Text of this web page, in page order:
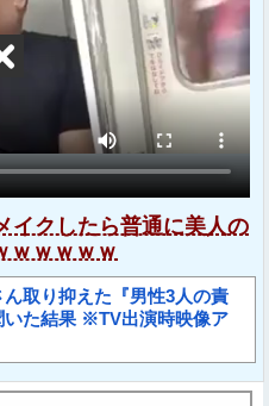
イクしたら普通に美人の
ｗｗｗｗｗ
取り抑えた『男性3人の責
いた結果 ※TV出演時映像ア